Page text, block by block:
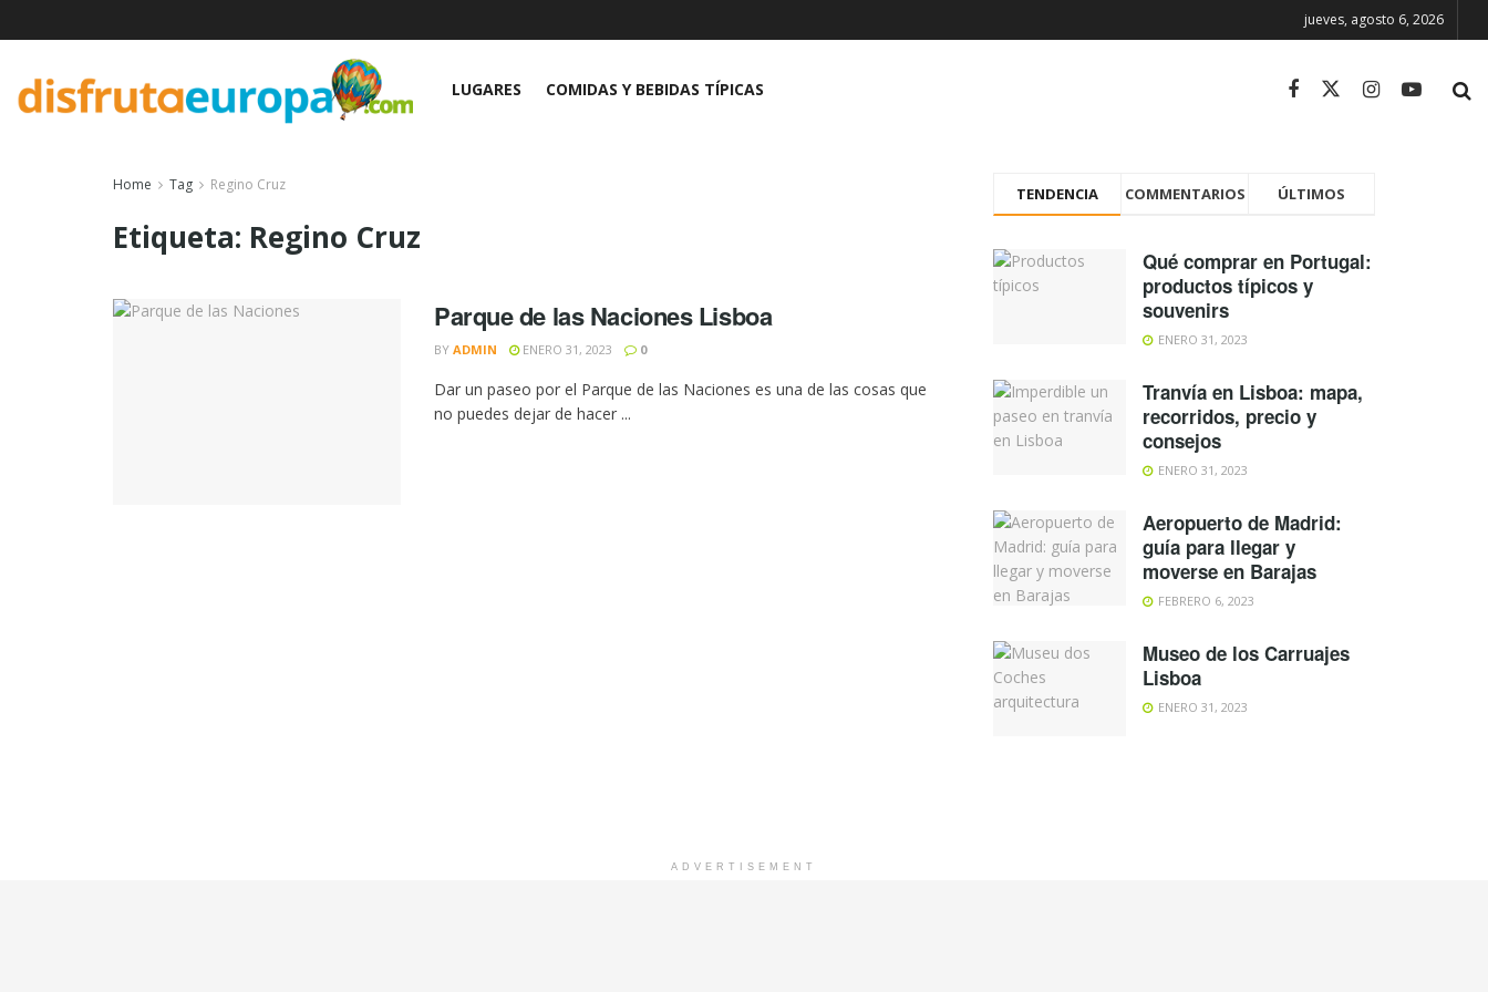
jueves, agosto 6, 2026
LUGARES COMIDAS Y BEBIDAS TÍPICAS
Home Tag Regino Cruz
Etiqueta: Regino Cruz
Parque de las Naciones Lisboa
BY ADMIN ENERO 31, 2023 0
Dar un paseo por el Parque de las Naciones es una de las cosas que
no puedes dejar de hacer ...
TENDENCIA COMMENTARIOS ÚLTIMOS
Qué comprar en Portugal:
productos típicos y
souvenirs
ENERO 31, 2023
Tranvía en Lisboa: mapa,
recorridos, precio y
consejos
ENERO 31, 2023
Aeropuerto de Madrid:
guía para llegar y
moverse en Barajas
FEBRERO 6, 2023
Museo de los Carruajes
Lisboa
ENERO 31, 2023
ADVERTISEMENT